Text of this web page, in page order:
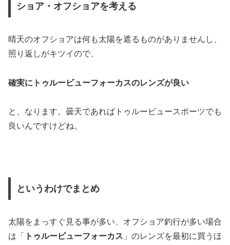
ショア・オフショアを考える
晴天のオフショアは何も太陽を遮るものがありませんし、
照り返しがキツイので、
確実にトゥルービューフォーカスのレンズが良い
と、なります。曇天であればトゥルービュースポーツでも
良いんですけどね。
というわけでまとめ
太陽をまっすぐ見る事が多い、オフショア釣行が多い場合
は「
トゥルービューフォーカス 」のレンズを最初に買うほ